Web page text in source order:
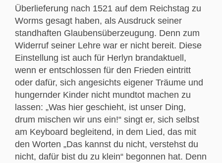
Überlieferung nach 1521 auf dem Reichstag zu
Worms gesagt haben, als Ausdruck seiner
standhaften Glaubensüberzeugung. Denn zum
Widerruf seiner Lehre war er nicht bereit. Diese
Einstellung ist auch für Herlyn brandaktuell,
wenn er entschlossen für den Frieden eintritt
oder dafür, sich angesichts eigener Träume und
hungernder Kinder nicht mundtot machen zu
lassen: „Was hier geschieht, ist unser Ding,
drum mischen wir uns ein!“ singt er, sich selbst
am Keyboard begleitend, in dem Lied, das mit
den Worten „Das kannst du nicht, verstehst du
nicht, dafür bist du zu klein“ begonnen hat. Denn